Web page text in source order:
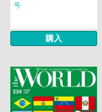
号
購入